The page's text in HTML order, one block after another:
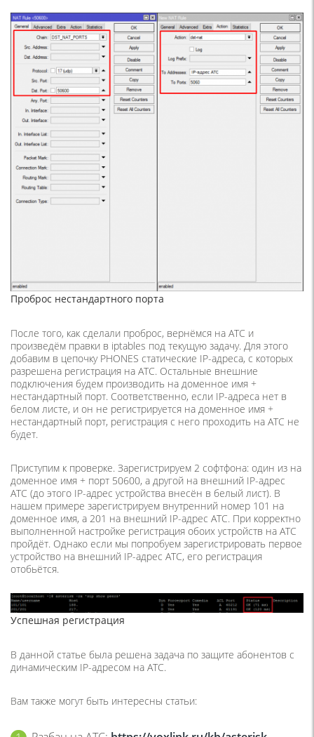
Проброс нестандартного порта
После того, как сделали проброс, вернёмся на АТС и
произведём правки в iptables под текущую задачу. Для этого
добавим в цепочку PHONES статические IP-адреса, с которых
разрешена регистрация на АТС. Остальные внешние
подключения будем производить на доменное имя +
нестандартный порт. Соответственно, если IP-адреса нет в
белом листе, и он не регистрируется на доменное имя +
нестандартный порт, регистрация с него проходить на АТС не
будет.
Приступим к проверке. Зарегистрируем 2 софтфона: один из на
доменное имя + порт 50600, а другой на внешний IP-адрес
АТС (до этого IP-адрес устройства внесён в белый лист). В
нашем примере зарегистрируем внутренний номер 101 на
доменное имя, а 201 на внешний IP-адрес АТС. При корректно
выполненной настройке регистрация обоих устройств на АТС
пройдёт. Однако если мы попробуем зарегистрировать первое
устройство на внешний IP-адрес АТС, его регистрация
отобьётся.
Успешная регистрация
В данной статье была решена задача по защите абонентов с
динамическим IP-адресом на АТС.
Вам также могут быть интересны статьи: